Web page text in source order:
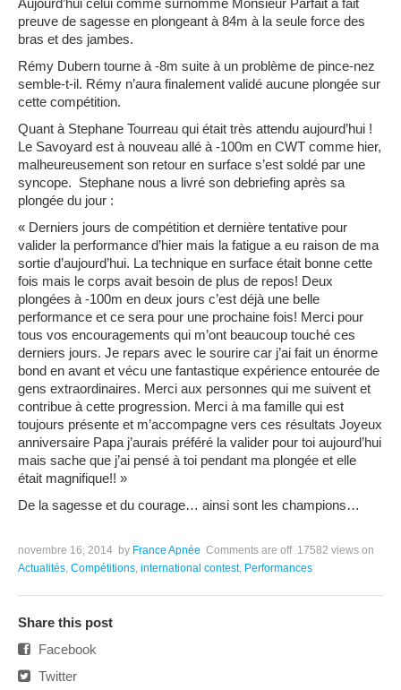
Aujourd’hui celui comme surnomme Monsieur Parfait a fait
preuve de sagesse en plongeant à 84m à la seule force des
bras et des jambes.
Rémy Dubern tourne à -8m suite à un problème de pince-nez
semble-t-il. Rémy n’aura finalement validé aucune plongée sur
cette compétition.
Quant à Stephane Tourreau qui était très attendu aujourd’hui !
Le Savoyard est à nouveau allé à -100m en CWT comme hier,
malheureusement son retour en surface s’est soldé par une
syncope. Stephane nous a livré son debriefing après sa
plongée du jour :
« Derniers jours de compétition et dernière tentative pour
valider la performance d’hier mais la fatigue a eu raison de ma
sortie d’aujourd’hui. La technique en surface était bonne cette
fois mais le corps avait besoin de plus de repos! Deux
plongées à -100m en deux jours c’est déjà une belle
performance et ce sera pour une prochaine fois! Merci pour
tous vos encouragements qui m’ont beaucoup touché ces
derniers jours. Je repars avec le sourire car j’ai fait un énorme
bond en avant et vécu une fantastique expérience entourée de
gens extraordinaires. Merci aux personnes qui me suivent et
contribue à cette progression. Merci à ma famille qui est
toujours présente et m’accompagne vers ces résultats Joyeux
anniversaire Papa j’aurais préféré la valider pour toi aujourd’hui
mais sache que j’ai pensé à toi pendant ma plongée et elle
était magnifique!! »
De la sagesse et du courage… ainsi sont les champions…
novembre 16, 2014 by France Apnée Comments are off 17582 views on
Actualités, Compétitions, international contest, Performances
Share this post
Facebook
Twitter